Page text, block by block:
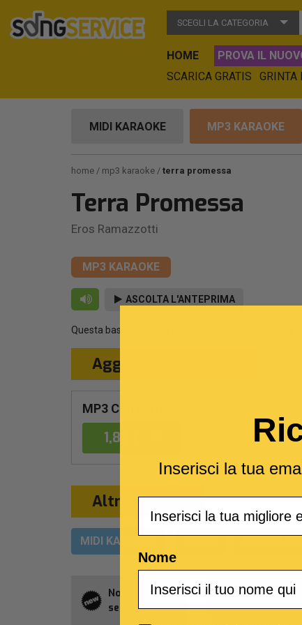
SCEGLI LA CATEGORIA
HOME PROVA IL
SCARICA GRATIS
GRINTA
MIDI KARAOKE MP3 KARAOKE
home mp3 karaoke terra promessa
Terra Promessa
Eros Ramazzotti
MP3 KARAOKE
ASCOLTA L'ANTEPRIMA
Questa base musicale è una cover del brano
Aggiungi al Carrello
MP3 Con testo
1,89 €
Altri formati
MIDI KARAOKE
Novità della
settimana
Allsongs
Inserisci la tua
Nome